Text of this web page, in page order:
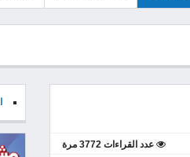
عدد القراءات 3772 مرة